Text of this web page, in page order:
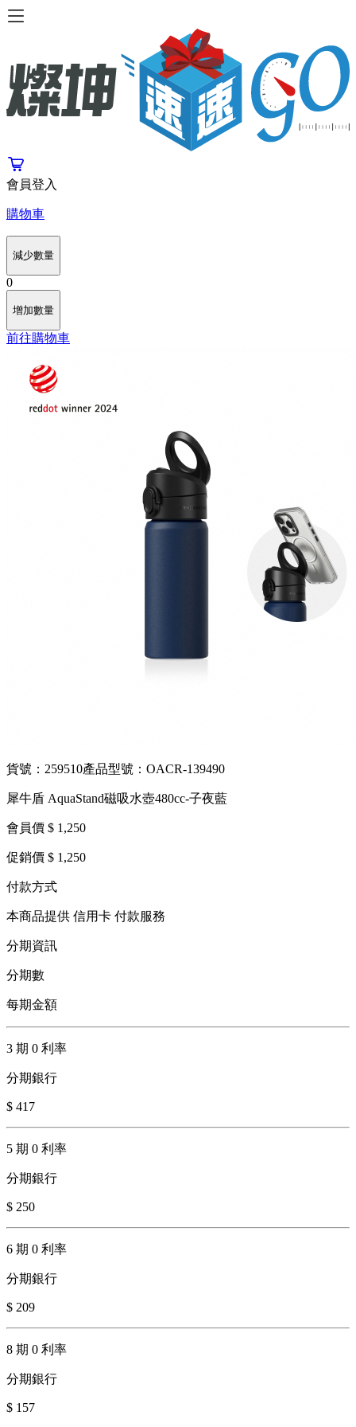
會員登入
購物車
減少數量
0
增加數量
前往購物車
貨號：259510產品型號：OACR-139490
犀牛盾 AquaStand磁吸水壺480cc-子夜藍
會員價 $ 1,250
促銷價 $ 1,250
付款方式
本商品提供 信用卡 付款服務
分期資訊
分期數
每期金額
3 期 0 利率
分期銀行
$ 417
5 期 0 利率
分期銀行
$ 250
6 期 0 利率
分期銀行
$ 209
8 期 0 利率
分期銀行
$ 157